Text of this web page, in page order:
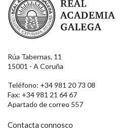
Rúa Tabernas, 11
15001 - A Coruña
Teléfono: +34 981 20 73 08
Fax: +34 981 21 64 67
Apartado de correo 557
Contacta connosco